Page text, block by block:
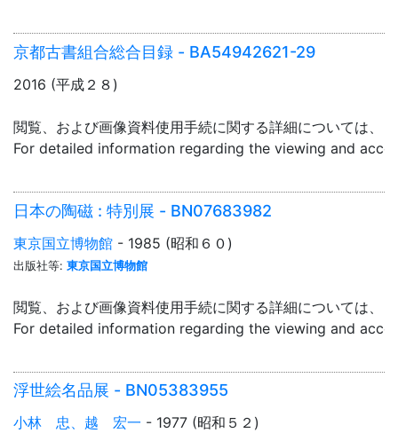
京都古書組合総合目録 - BA54942621-29
2016 (平成２８)
閲覧、および画像資料使用手続に関する詳細については、「
For detailed information regarding the viewing and
日本の陶磁 : 特別展 - BN07683982
東京国立博物館 - 1985 (昭和６０)
出版社等: 東京国立博物館
閲覧、および画像資料使用手続に関する詳細については、「
For detailed information regarding the viewing and
浮世絵名品展 - BN05383955
小林 忠、越 宏一 - 1977 (昭和５２)